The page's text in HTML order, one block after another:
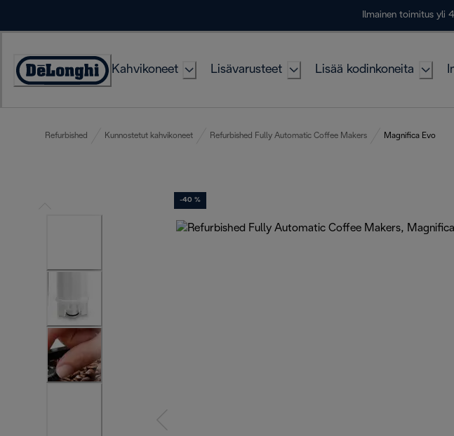
Ilmainen toimitus yli
Accessibility
Kahvikoneet Lisävarusteet Lisää kodinkoneita
Refurbished Kunnostetut kahvikoneet Refurbished Fully Automatic Coffee Makers Magnifica Evo
-40 %